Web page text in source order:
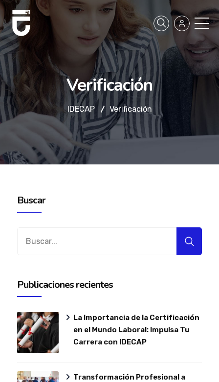
Verificación
IDECAP Verificación
Buscar
Publicaciones recientes
La Importancia de la Certificación
en el Mundo Laboral: Impulsa Tu
Carrera con IDECAP
Transformación Profesional a